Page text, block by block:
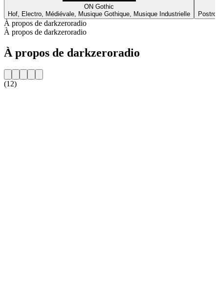
ON Gothic
Hof, Electro, Médiévale, Musique Gothique, Musique Industrielle
À propos de darkzeroradio
À propos de darkzeroradio
À propos de darkzeroradio
(12)